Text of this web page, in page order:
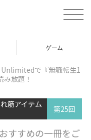
t
o
a
v
i
o
ゲーム
で『無職転生1
放題！
筋アイテム
第25回
すすめの一冊をご